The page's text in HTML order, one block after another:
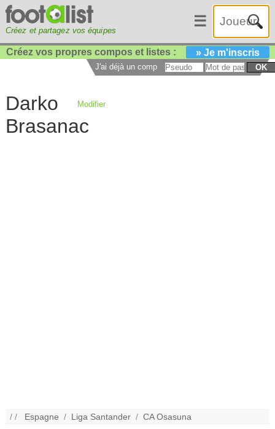
Créez et partagez vos équipes
☰
Créez vos propres compos et listes : » Je m'inscris
J'ai déjà un compte : OK
Darko
Brasanac
Modifier
/ / Espagne / Liga Santander /CA Osasuna